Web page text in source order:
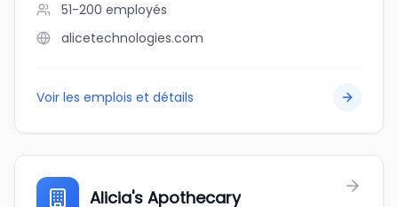
51-200 employés
alicetechnologies.com
Voir les emplois et détails
Alicia's Apothecary